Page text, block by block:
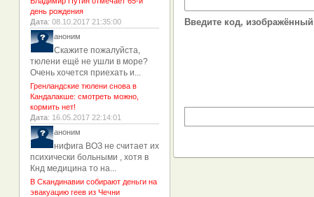
Введите код,
день рождения
Дата: 08.10.2017 21:35:00
аноним
Скажите пожалуйста,
тюлени ещё не ушли в море?
Очень хочется приехать и...
Гренландские тюлени снова в
Кандалакше: смотреть можно,
кормить нет!
Дата: 16.05.2017 22:14:01
аноним
нифига ВОЗ не считает их
психически больными , хотя в
Кнд медицина то на...
В Скандинавии собирают деньги на
эвакуацию геев из Чечни